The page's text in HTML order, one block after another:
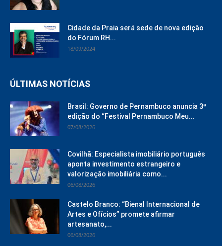
Cidade da Praia será sede de nova edição
do Fórum RH...
18/09/2024
ÚLTIMAS NOTÍCIAS
Brasil: Governo de Pernambuco anuncia 3ª
edição do “Festival Pernambuco Meu...
07/08/2026
Covilhã: Especialista imobiliário português
aponta investimento estrangeiro e
valorização imobiliária como...
06/08/2026
Castelo Branco: “Bienal Internacional de
Artes e Ofícios” promete afirmar
artesanato,...
06/08/2026